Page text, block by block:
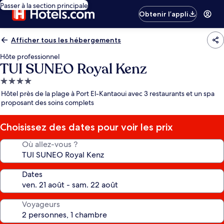
Passer à la section principale
Obtenir l’appli
Afficher tous les hébergements
Hôte professionnel
TUI SUNEO Royal Kenz
Hébergement
4.0 étoiles
Hôtel près de la plage à Port El-Kantaoui avec 3 restaurants et un spa
proposant des soins complets
Choisissez des dates pour voir les prix
Où allez-vous ?
Dates
Voyageurs